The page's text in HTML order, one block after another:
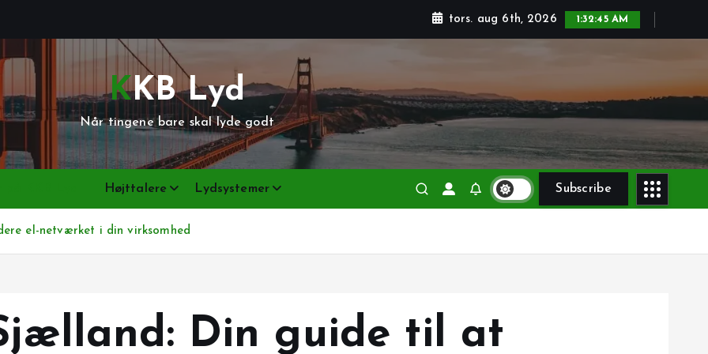
tors. aug 6th, 2026 1:32:46 AM
KKB Lyd
Når tingene bare skal lyde godt
Højttalere Lydsystemer Subscribe
el-netværket i din virksomhed
Din guide til at